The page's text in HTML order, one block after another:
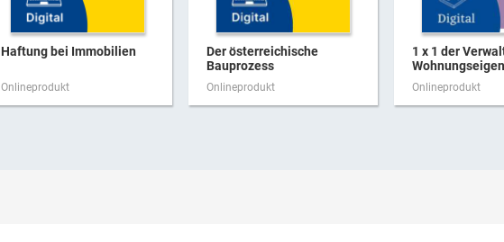
Haftung bei Immobilien
Onlineprodukt
Der österreichische
Bauprozess
Onlineprodukt
1 x 1 der
Onlineprodukt